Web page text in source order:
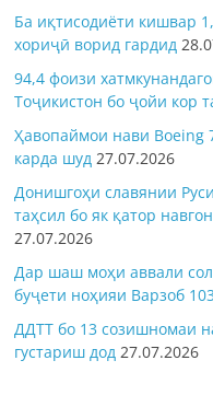
Ба иқтисодиёти кишвар
хориҷӣ ворид гардид
94,4 фоизи
Тоҷикистон бо ҷойи кор
Ҳавопаймои нави Boeing
карда шуд 27.07.2026
Донишгоҳи славянии
таҳсил бо як қатор
27.07.2026
Дар шаш моҳи аввали
буҷети ноҳияи Варзоб
ДДТТ бо 13 созишномаи
густариш дод 27.07.2026